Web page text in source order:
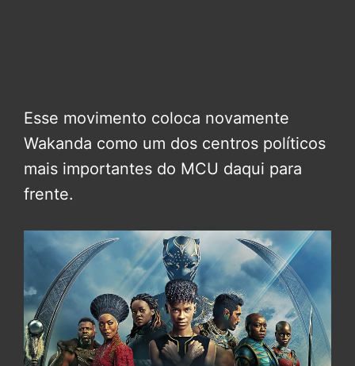
Esse movimento coloca novamente
Wakanda como um dos centros políticos
mais importantes do MCU daqui para
frente.